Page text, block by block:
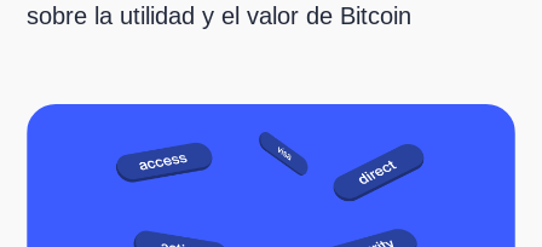
sobre la utilidad y el valor de Bitcoin